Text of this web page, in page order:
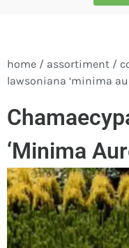
home / assortiment /
lawsoniana ‘minima
‘Minima